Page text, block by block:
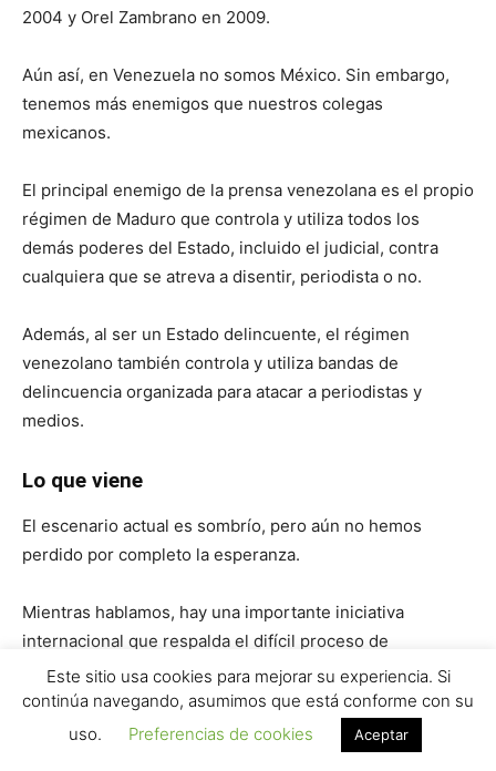
2004 y Orel Zambrano en 2009.
Aún así, en Venezuela no somos México. Sin embargo,
tenemos más enemigos que nuestros colegas
mexicanos.
El principal enemigo de la prensa venezolana es el propio
régimen de Maduro que controla y utiliza todos los
demás poderes del Estado, incluido el judicial, contra
cualquiera que se atreva a disentir, periodista o no.
Además, al ser un Estado delincuente, el régimen
venezolano también controla y utiliza bandas de
delincuencia organizada para atacar a periodistas y
medios.
Lo que viene
El escenario actual es sombrío, pero aún no hemos
perdido por completo la esperanza.
Mientras hablamos, hay una importante iniciativa
internacional que respalda el difícil proceso de
negociación entre la oposición democrática y el régimen.
Esperamos que se logren elecciones presidenciales
verdaderamente libres y que se restablezca la
Este sitio usa cookies para mejorar su experiencia. Si
continúa navegando, asumimos que está conforme con su
uso.
Preferencias de cookies Aceptar